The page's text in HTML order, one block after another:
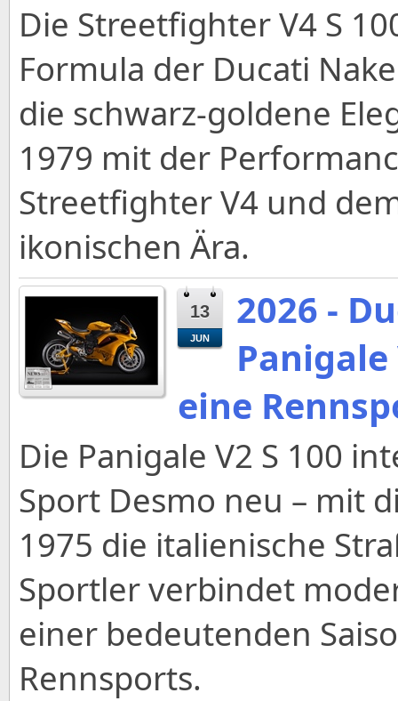
Die Streetfighter V4 S
Formula der Ducati
die schwarz-goldene
1979 mit der
Streetfighter V4 und
ikonischen Ära.
13
JUN
2026 -
Panigale
eine
Die Panigale V2 S 100
Sport Desmo neu – mit
1975 die italienische
Sportler verbindet
einer bedeutenden
Rennsports.